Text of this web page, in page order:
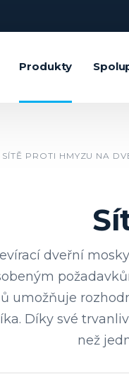
Produkty
SÍTĚ PROTI HMYZU NA
dveřní
umožňuje
Díky své
než